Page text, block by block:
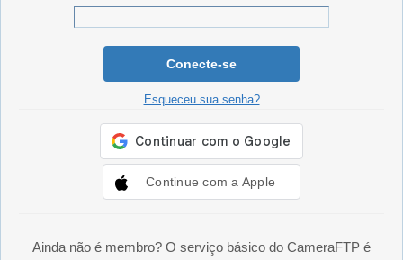
Conecte-se
Esqueceu sua senha?
Continue com a Apple
Ainda não é membro? O serviço básico do CameraFTP é